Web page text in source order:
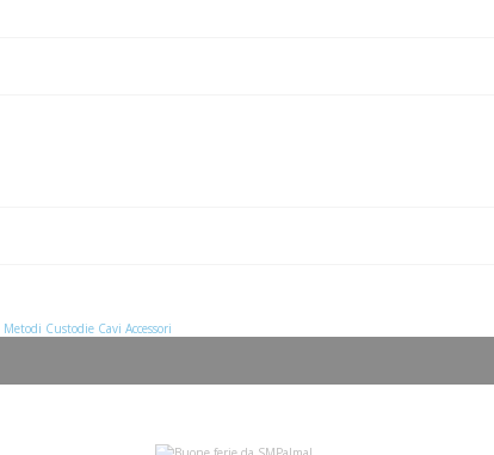
Metodi Custodie Cavi Accessori